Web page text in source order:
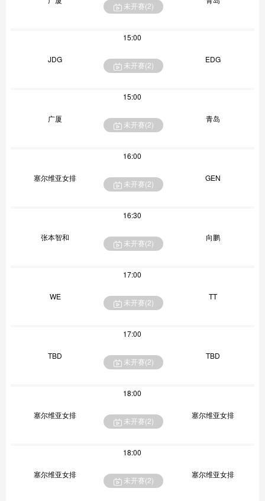
未开赛(2)
15:00
JDG EDG
未开赛(2)
15:00
广厦 青岛
未开赛(2)
16:00
塞尔维亚女排 GEN
未开赛(2)
16:30
张本智和 向鹏
未开赛(2)
17:00
WE TT
未开赛(2)
17:00
TBD TBD
未开赛(2)
18:00
塞尔维亚女排 塞尔维亚女排
未开赛(2)
18:00
塞尔维亚女排 塞尔维亚女排
未开赛(2)